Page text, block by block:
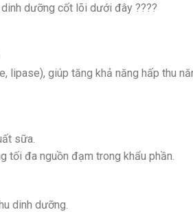
dưỡng cốt lõi dưới đây ????
lipase), giúp tăng khả năng hấp thu
sữa.
tối đa nguồn đạm trong khẩu phần.
dinh dưỡng.